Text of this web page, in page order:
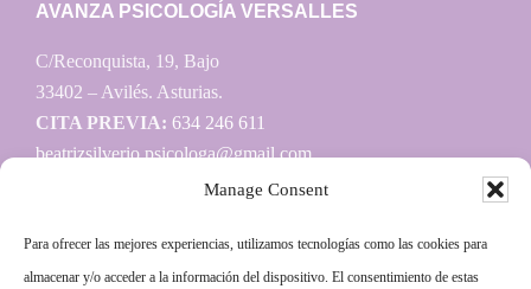
Manage Consent
Para ofrecer las mejores experiencias, utilizamos tecnologías como las cookies para
almacenar y/o acceder a la información del dispositivo. El consentimiento de estas
AVANZA PSICOLOGÍA VERSALLES
C/Reconquista, 19, Bajo
33402 – Avilés. Asturias.
CITA PREVIA: 634 246 611
beatrizsilverio.psicologa@gmail.com